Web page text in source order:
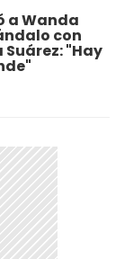
a Wanda
con
"Hay